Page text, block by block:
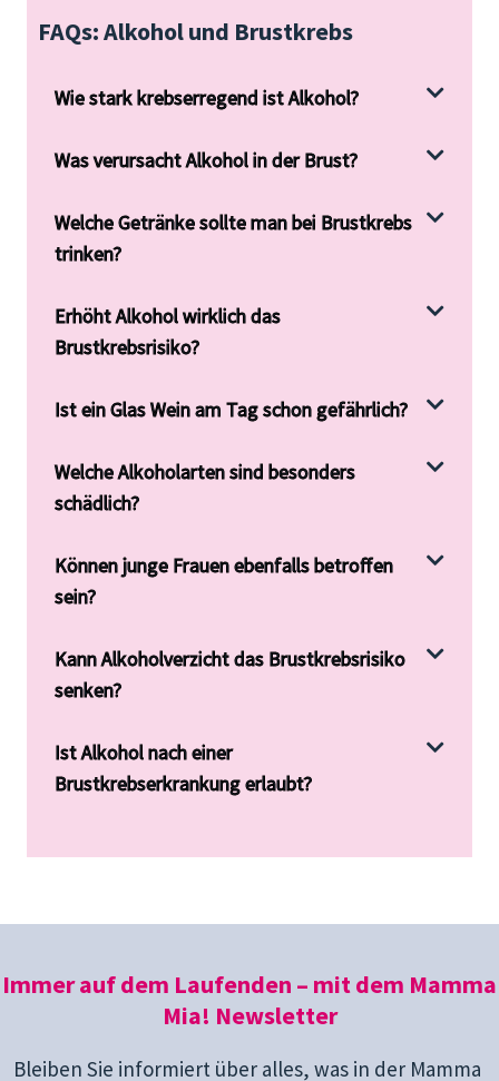
FAQs: Alkohol und Brustkrebs
Wie stark krebserregend ist Alkohol?
Was verursacht Alkohol in der Brust?
Welche Getränke sollte man bei Brustkrebs
trinken?
Erhöht Alkohol wirklich das
Brustkrebsrisiko?
Ist ein Glas Wein am Tag schon gefährlich?
Welche Alkoholarten sind besonders
schädlich?
Können junge Frauen ebenfalls betroffen
sein?
Kann Alkoholverzicht das Brustkrebsrisiko
senken?
Ist Alkohol nach einer
Brustkrebserkrankung erlaubt?
Immer auf dem Laufenden – mit dem Mamma
Mia! Newsletter
Bleiben Sie informiert über alles, was in der Mamma